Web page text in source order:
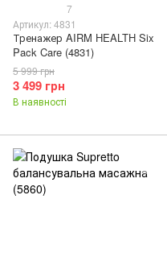
7
Артикул: 4831
Тренажер AIRM HEALTH Six
Pack Care (4831)
3 499 грн
5 999 грн
В наявності